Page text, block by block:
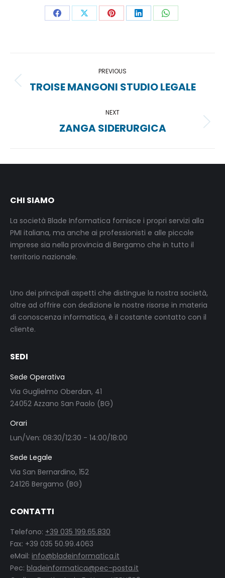
Share Share Share Share Share
navigation
PREVIOUS
Previous
TROISE MANGONI STUDIO LEGALE
NEXT
Next
ZANGA SIDERURGICA
CHI SIAMO
La società Blade Informatica fornisce i propri servizi alla
PMI italiana, ma anche ai professionisti e alle piccole
imprese sia nella provincia di Bergamo che in tutto il
territorio nazionale.
Uno dei principali aspetti che distingue la nostra società,
oltre ad offrire con dedizione le nostre risorse in materia
di conoscenza informatica, è il costante contatto con il
cliente.
SEDI
Sede Operativa
Via Guglielmo Oberdan, 41
24052 Azzano San Paolo (BG)
Orari
Lun/Ven: 08:30/12:30 - 14:00/18:00
Sede Legale
Via San Bernardino, 152
24126 Bergamo (BG)
CONTATTI
Telefono: +39 035 199.65.830
Fax: +39 035 50.99.4063
eMail: info@bladeinformatica.it
Pec: bladeinformatica@pec-posta.it